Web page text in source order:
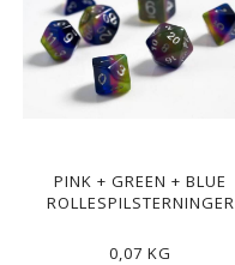
PINK + GREEN + BLUE
ROLLESPILSTERNINGER
0,07 KG